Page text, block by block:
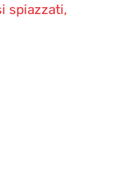
spiazzati,